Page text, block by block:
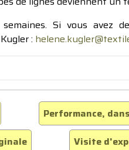
Si vous avez
:
Performance,
Visite